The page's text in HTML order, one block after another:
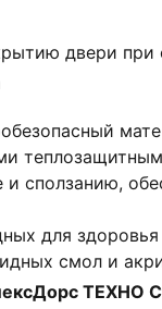
двери при
и сползанию,
для
смол и
ТЕХНО